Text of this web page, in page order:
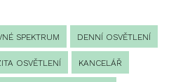
SPEKTRUM DENNÍ OSVĚTLENÍ
OSVĚTLENÍ KANCELÁŘ